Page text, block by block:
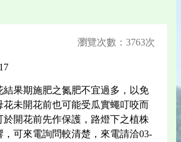
瀏覽次數：3763次
結果期施肥之氮肥不宜過多，以免
花未開花前也可能受瓜實蠅叮咬而
於開花前先作保護，路燈下之植株
，可來電詢問較清楚，來電請洽03-